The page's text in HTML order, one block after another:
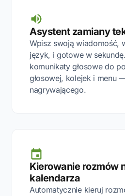
Asystent zamiany
Wpisz swoją wiadomość,
język, i gotowe w
komunikaty głosowe do
głosowej, kolejek i menu
nagrywającego.
Kierowanie rozmów
kalendarza
Automatycznie kieruj